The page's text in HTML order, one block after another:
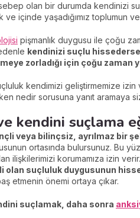
olan bir durumda kendinizi
içinde yaşadığımız toplumun
pişmanlık duygusu ile çoğu
kendinizi suçlu
zorladığı için çoğu zaman
kendimizi geliştirmemize
nedir sorusuna yanıt aramaya
kendini suçlama
veya bilinçsiz, ayrılmaz bir
ortasında bulursunuz. Bu
ilişkilerimizi korumamıza izin
olan suçluluk duygusunun
etmenin önemi ortaya çıkar.
suçlamak, daha sonra